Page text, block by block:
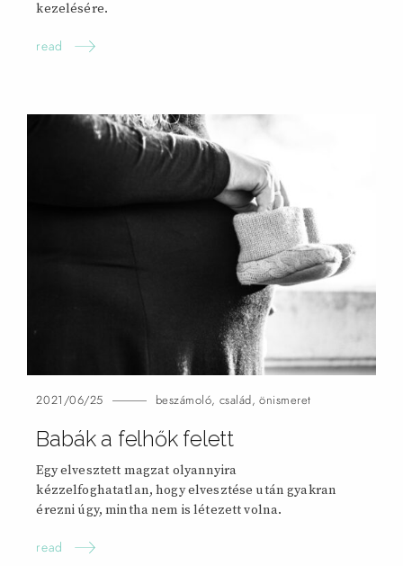
kezelésére.
read
2021/06/25 beszámoló, család,önismeret
Babák a felhők felett
Egy elvesztett magzat olyannyira
kézzelfoghatatlan, hogy elvesztése után gyakran
érezni úgy, mintha nem is létezettvolna.
read